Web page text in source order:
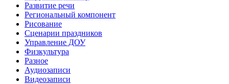
Развитие речи
Региональный компонент
Рисование
Сценарии праздников
Управление ДОУ
Физкультура
Разное
Аудиозаписи
Видеозаписи